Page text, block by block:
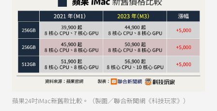
蘋果24吋iMac新舊款比較。（製圖／聯合新聞網《科技玩家》）